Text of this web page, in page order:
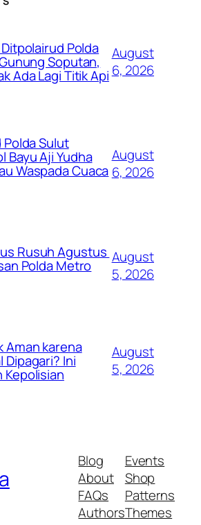
Polda
Soputan,
Ada Lagi Titik Api
August
6, 2026
Sulut
Bayu Aji Yudha
Waspada Cuaca
August
6, 2026
Rusuh Agustus
Polda Metro
August
5, 2026
Aman karena
Dipagari? Ini
Kepolisian
August
5, 2026
Blog
About
FAQs
Authors
Events
Shop
Patterns
Themes